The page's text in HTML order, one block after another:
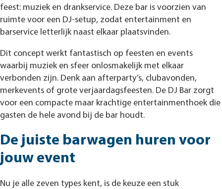
feest: muziek en drankservice. Deze bar is voorzien van
ruimte voor een DJ-setup, zodat entertainment en
barservice letterlijk naast elkaar plaatsvinden.
Dit concept werkt fantastisch op feesten en events
waarbij muziek en sfeer onlosmakelijk met elkaar
verbonden zijn. Denk aan afterparty’s, clubavonden,
merkevents of grote verjaardagsfeesten. De DJ Bar zorgt
voor een compacte maar krachtige entertainmenthoek die
gasten de hele avond bij de bar houdt.
De juiste barwagen huren voor
jouw event
Nu je alle zeven types kent, is de keuze een stuk